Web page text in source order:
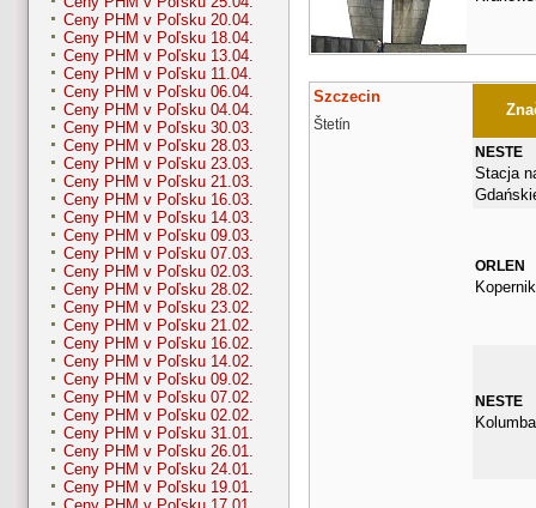
Ceny PHM v Poľsku 20.04.
Ceny PHM v Poľsku 18.04.
Ceny PHM v Poľsku 13.04.
Ceny PHM v Poľsku 11.04.
Ceny PHM v Poľsku 06.04.
Ceny PHM v Poľsku 04.04.
Ceny PHM v Poľsku 30.03.
Ceny PHM v Poľsku 28.03.
Ceny PHM v Poľsku 23.03.
Ceny PHM v Poľsku 21.03.
Ceny PHM v Poľsku 16.03.
Ceny PHM v Poľsku 14.03.
Ceny PHM v Poľsku 09.03.
Ceny PHM v Poľsku 07.03.
Ceny PHM v Poľsku 02.03.
Ceny PHM v Poľsku 28.02.
Ceny PHM v Poľsku 23.02.
Ceny PHM v Poľsku 21.02.
Ceny PHM v Poľsku 16.02.
Ceny PHM v Poľsku 14.02.
Ceny PHM v Poľsku 09.02.
Ceny PHM v Poľsku 07.02.
Ceny PHM v Poľsku 02.02.
Ceny PHM v Poľsku 31.01.
Ceny PHM v Poľsku 26.01.
Ceny PHM v Poľsku 24.01.
Ceny PHM v Poľsku 19.01.
Szczecin
Štetín
NESTE
Stacja
ORLEN
NESTE